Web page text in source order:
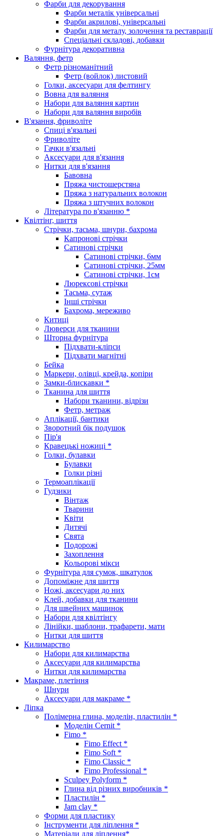
Фарби для декорування
Фарби металік універсальні
Фарби акрилові, універсальні
Фарби для металу, золочення та реставрації
Спеціальні складові, добавки
Фурнітура декоративна
Валяння, фетр
Фетр різноманітний
Фетр (войлок) листовий
Голки, аксесуари для фелтингу
Вовна для валяння
Набори для валяння картин
Набори для валяння виробів
В'язання, фриволіте
Спиці в'язальні
Фриволіте
Гачки в'язальні
Аксесуари для в'язання
Нитки для в'язання
Бавовна
Пряжа чистошерстяна
Пряжа з натуральних волокон
Пряжа з штучних волокон
Література по в'язанню *
Квілтінг, шиття
Стрічки, тасьма, шнури, бахрома
Капронові стрічки
Сатинові стрічки
Сатинові стрічки, 6мм
Сатинові стрічки, 25мм
Сатинові стрічки, 1см
Люрексові стрічки
Тасьма, сутаж
Інші стрічки
Бахрома, мереживо
Китиці
Люверси для тканини
Шторна фурнітура
Підхвати-кліпси
Підхвати магнітні
Бейка
Маркери, олівці, крейда, копіри
Замки-блискавки *
Тканина для шиття
Набори тканини, відрізи
Фетр, метраж
Аплікації, бантики
Зворотний бік подушок
Пір'я
Кравецькі ножиці *
Голки, булавки
Булавки
Голки різні
Термоаплікації
Гудзики
Вінтаж
Тварини
Квіти
Дитячі
Свята
Подорожі
Захоплення
Кольорові мікси
Фурнітура для сумок, шкатулок
Допоміжне для шиття
Ножі, аксесуари до них
Клей, добавки для тканини
Для швейних машинок
Набори для квілтінгу
Лінійки, шаблони, трафарети, мати
Нитки для шиття
Килимарство
Набори для килимарства
Аксесуари для килимарства
Нитки для килимарства
Макраме, плетіння
Шнури
Аксесуари для макраме *
Ліпка
Полімерна глина, моделін, пластилін *
Моделін Cernit *
Fimo *
Fimo Effect *
Fimo Soft *
Fimo Classic *
Fimo Professional *
Sculpey Polyform *
Глина від різних виробників *
Пластилін *
Jam clay *
Форми для пластику
Інструменти для ліплення *
Матеріали для ліплення*